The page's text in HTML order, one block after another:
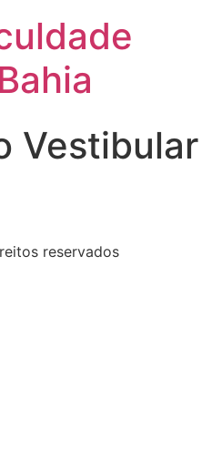
Vestibular
reservados